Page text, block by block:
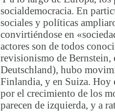
socialdemocracia. En
sociales y políticas
convirtiéndose en
actores son de todos
revisionismo de Bernstein,
Deutschland), hubo
Finlandia, y en Suiza. Hoy
por el crecimiento de los
parecen de izquierda, y a